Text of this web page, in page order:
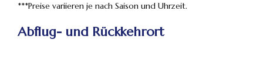
***Preise variieren je nach Saison und Uhrzeit.
Abflug- und Rückkehrort